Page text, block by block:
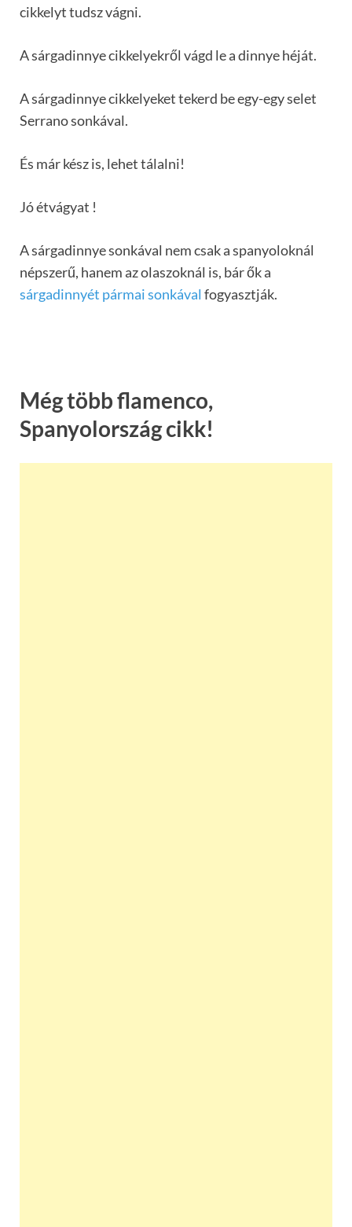
cikkelyt tudsz vágni.
A sárgadinnye cikkelyekről vágd le a dinnye héját.
A sárgadinnye cikkelyeket tekerd be egy-egy selet
Serrano sonkával.
És már kész is, lehet tálalni!
Jó étvágyat !
A sárgadinnye sonkával nem csak a spanyoloknál
népszerű, hanem az olaszoknál is, bár ők a
sárgadinnyét pármai sonkával fogyasztják.
Még több flamenco,
Spanyolország cikk!